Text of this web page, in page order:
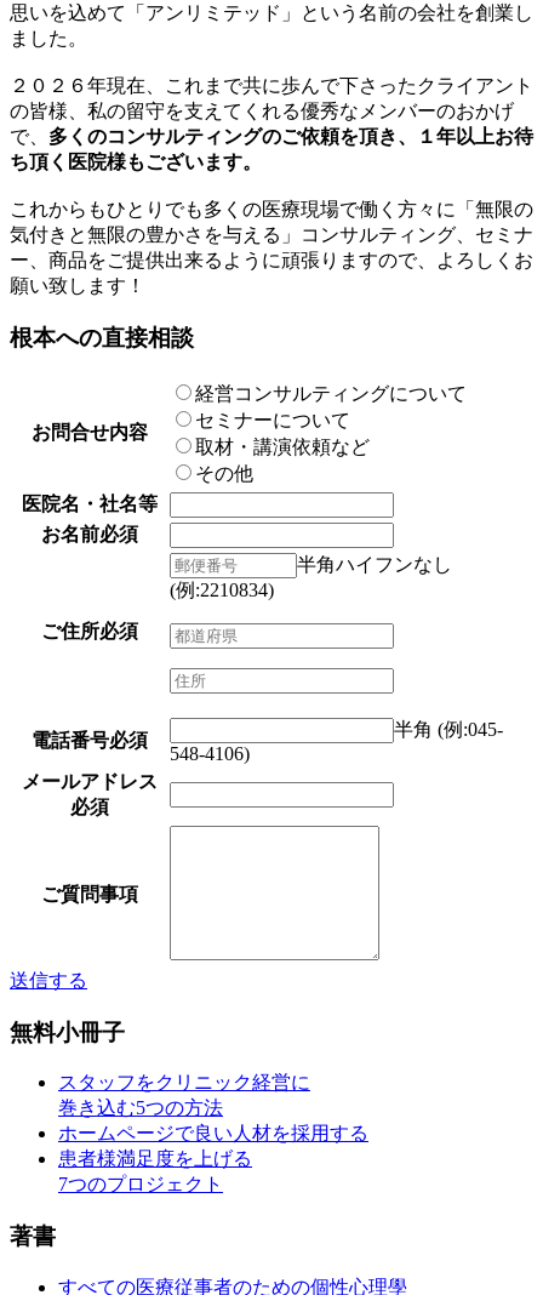
思いを込めて「アンリミテッド」という名前の会社を創業し
ました。
２０２６年現在、これまで共に歩んで下さったクライアント
の皆様、私の留守を支えてくれる優秀なメンバーのおかげ
で、 多くのコンサルティングのご依頼を頂き、１年以上お待
ち頂く医院様もございます。
これからもひとりでも多くの医療現場で働く方々に「無限の
気付きと無限の豊かさを与える」コンサルティング、セミナ
ー、商品をご提供出来るように頑張りますので、よろしくお
願い致します！
根本への直接相談
お問合せ内容
経営コンサルティングについて
セミナーについて
取材・講演依頼など
その他
医院名・社名等
お名前必須
ご住所必須
半角ハイフンなし
(例:2210834)
電話番号必須
半角 (例:045-
548-4106)
メールアドレス
必須
ご質問事項
送信する
無料小冊子
スタッフをクリニック経営に
巻き込む5つの方法
ホームページで良い人材を採用する
患者様満足度を上げる
7つのプロジェクト
著書
すべての医療従事者のための個性心理學